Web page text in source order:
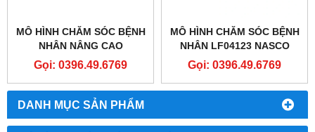
DANH MỤC SẢN PHẨM
MÔ HÌNH CHĂM SÓC BỆNH
NHÂN NÂNG CAO
SB32864L GAUMARD®
CPR ​​SUSIE ADVANCED
SIMULATOR
Gọi: 0396.49.6769
MÔ HÌNH CHĂM SÓC BỆNH
NHÂN LF04123 NASCO
HEALTHCARE - COMPLETE
KERI AUSCULTATION
Gọi: 0396.49.6769